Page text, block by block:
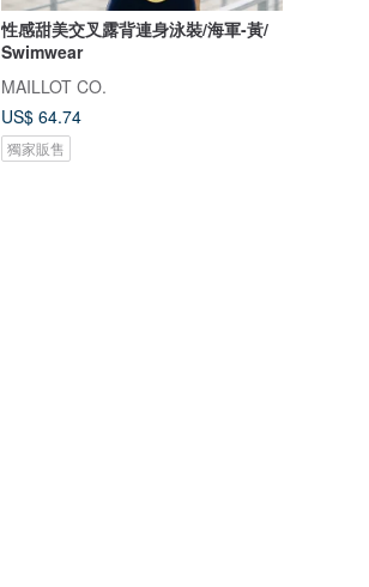
性感甜美交叉露背連身泳裝/海軍-黃/
Swimwear
MAILLOT CO.
US$ 64.74
獨家販售